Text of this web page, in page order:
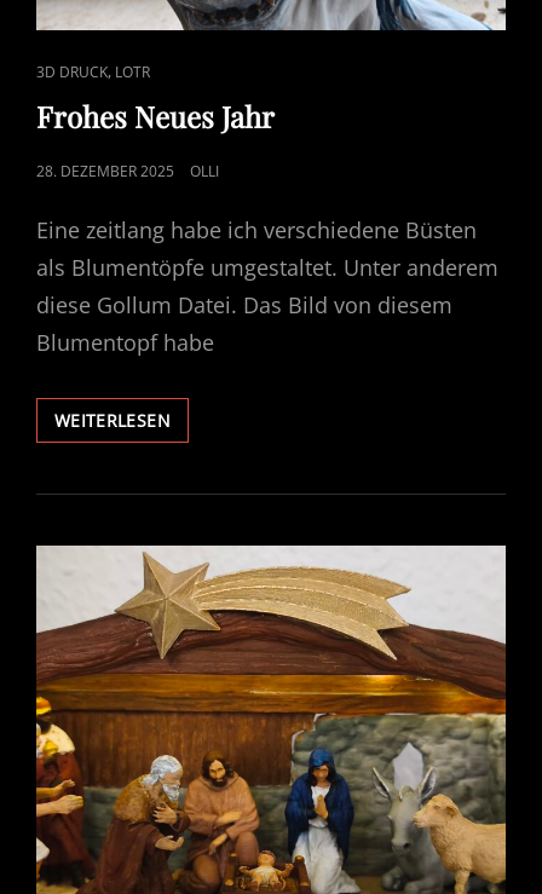
CAT
LINKS
3D DRUCK, LOTR
Frohes Neues Jahr
POSTED
28. DEZEMBER 2025 OLLI
Eine zeitlang habe ich verschiedene Büsten
als Blumentöpfe umgestaltet. Unter anderem
diese Gollum Datei. Das Bild von diesem
Blumentopf habe
WEITERLESENFROHES
NEUES